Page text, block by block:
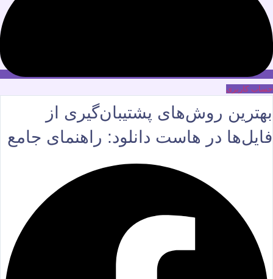
حساب کاربری
بهترین روش‌های پشتیبان‌گیری از
فایل‌ها در هاست دانلود: راهنمای جامع